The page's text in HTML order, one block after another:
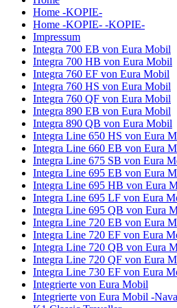
Home -KOPIE-
Home -KOPIE- -KOPIE-
Impressum
Integra 700 EB von Eura Mobil
Integra 700 HB von Eura Mobil
Integra 760 EF von Eura Mobil
Integra 760 HS von Eura Mobil
Integra 760 QF von Eura Mobil
Integra 890 EB von Eura Mobil
Integra 890 QB von Eura Mobil
Integra Line 650 HS von Eura
Integra Line 660 EB von Eura
Integra Line 675 SB von Eura
Integra Line 695 EB von Eura
Integra Line 695 HB von Eura
Integra Line 695 LF von Eura
Integra Line 695 QB von Eura
Integra Line 720 EB von Eura
Integra Line 720 EF von Eura
Integra Line 720 QB von Eura
Integra Line 720 QF von Eura
Integra Line 730 EF von Eura
Integrierte von Eura Mobil
Integrierte von Eura Mobil -